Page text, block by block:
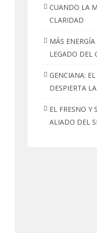
CUANDO LA
CLARIDAD
MÁS
LEGADO DEL
GENCIANA:
DESPIERTA
EL FRESNO Y
ALIADO DEL